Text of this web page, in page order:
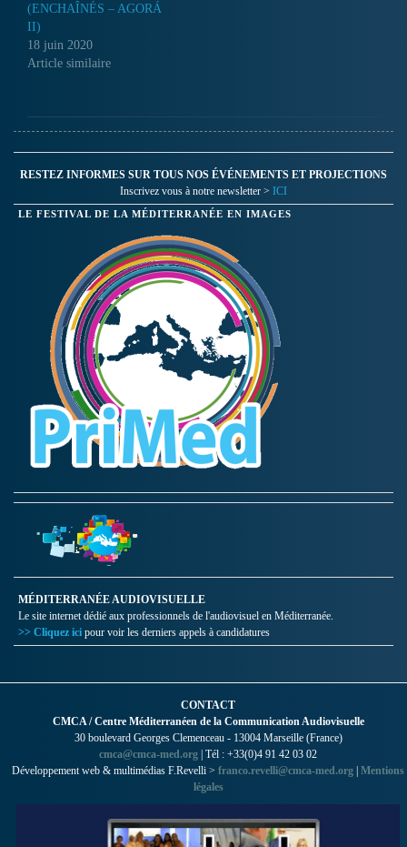
(ENCHAÎNÉS – AGORÁ
II)
18 juin 2020
Article similaire
RESTEZ INFORMES SUR TOUS NOS ÉVÉNEMENTS ET PROJECTIONS
Inscrivez vous à notre newsletter > ICI
LE FESTIVAL DE LA MÉDITERRANÉE EN IMAGES
MÉDITERRANÉE AUDIOVISUELLE
Le site internet dédié aux professionnels de l'audiovisuel en Méditerranée.
>> Cliquez ici pour voir les derniers appels à candidatures
CONTACT
CMCA / Centre Méditerranéen de la Communication Audiovisuelle
30 boulevard Georges Clemenceau - 13004 Marseille (France)
cmca@cmca-med.org | Tél : +33(0)4 91 42 03 02
Développement web & multimédias F.Revelli > franco.revelli@cmca-med.org | Mentions
légales